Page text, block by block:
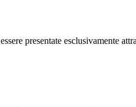
presentate esclusivamente